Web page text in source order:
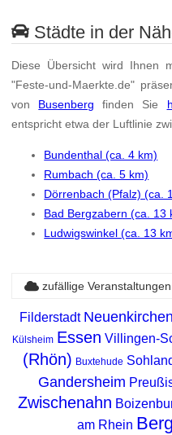
Städte in der
Diese Übersicht wird Ihnen
"Feste-und-Maerkte.de"
von Busenberg finden Sie
entspricht etwa der Luftlinie
Bundenthal (ca. 4 km)
Rumbach (ca. 5 km)
Dörrenbach (Pfalz) (ca.
Bad Bergzabern (ca. 13
Ludwigswinkel (ca. 13
zufällige Veranstaltungen
Filderstadt
Külsheim Essen Villingen-
(Rhön) Buxtehude
Gandersheim
Zwischenahn
am Rhein